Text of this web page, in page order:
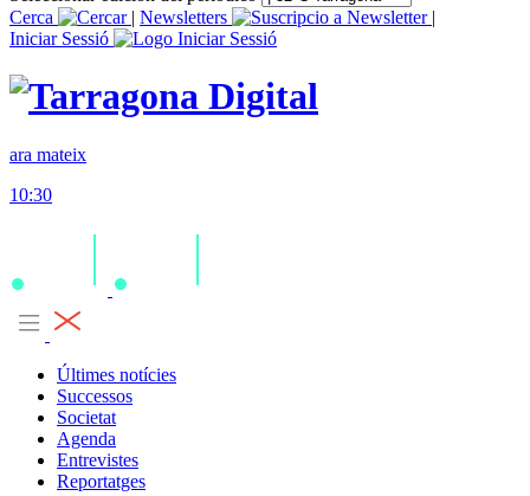
Cerca
| Newsletters
|
Iniciar Sessió
ara mateix
10:30
Últimes notícies
Successos
Societat
Agenda
Entrevistes
Reportatges